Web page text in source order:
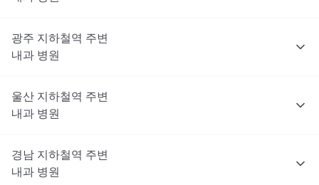
광주 지하철역 주변
내과 병원
울산 지하철역 주변
내과 병원
경남 지하철역 주변
내과 병원